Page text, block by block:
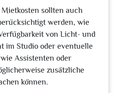
sollten auch
werden, wie
von Licht- und
im Studio oder eventuelle
Assistenten oder
zusätzliche
können.